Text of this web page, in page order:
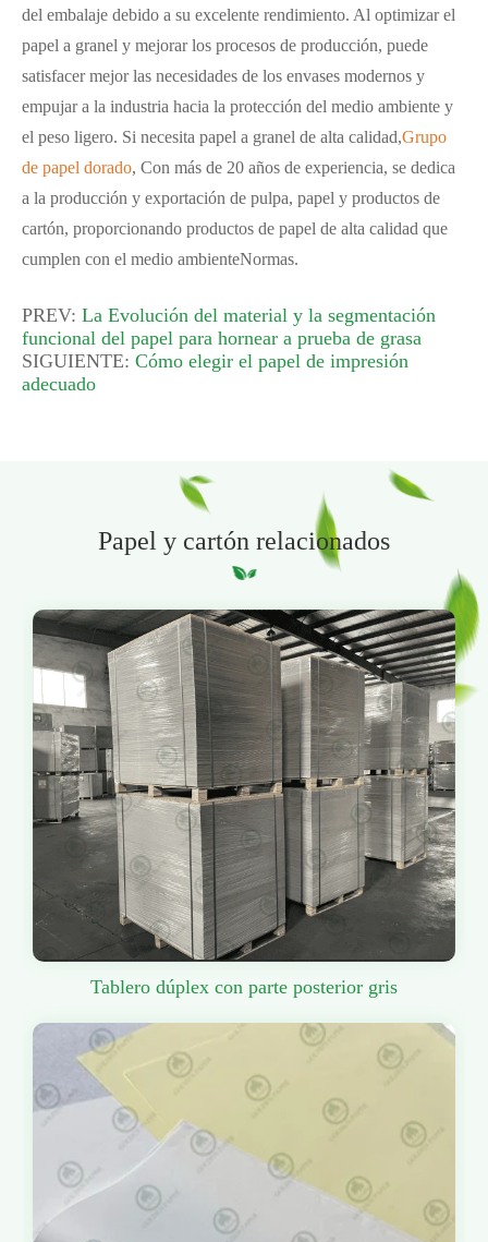
del embalaje debido a su excelente rendimiento. Al optimizar el
papel a granel y mejorar los procesos de producción, puede
satisfacer mejor las necesidades de los envases modernos y
empujar a la industria hacia la protección del medio ambiente y
el peso ligero. Si necesita papel a granel de alta calidad,Grupo
de papel dorado, Con más de 20 años de experiencia, se dedica
a la producción y exportación de pulpa, papel y productos de
cartón, proporcionando productos de papel de alta calidad que
cumplen con el medio ambienteNormas.
PREV: La Evolución del material y la segmentación
funcional del papel para hornear a prueba de grasa
SIGUIENTE: Cómo elegir el papel de impresión
adecuado
Papel y cartón relacionados
Tablero dúplex con parte posterior gris